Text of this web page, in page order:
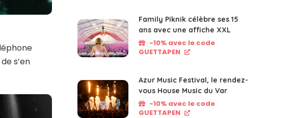
s’en
Family Piknik célèbre ses 15
ans avec une affiche XXL
-10% avec le code
GUETTAPEN
Azur Music Festival, le rendez-
vous House Music du Var
-10% avec le code
GUETTAPEN